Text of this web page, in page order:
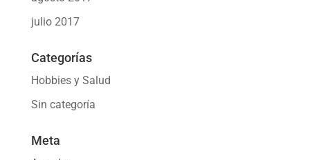
julio 2017
Categorías
Hobbies y Salud
Sin categoría
Meta